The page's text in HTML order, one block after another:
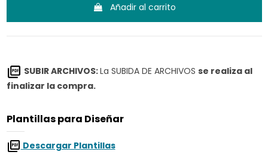
Añadir al carrito
SUBIR ARCHIVOS:La SUBIDA DE ARCHIVOS se realiza al
finalizar la compra.
Plantillas para Diseñar
Descargar Plantillas